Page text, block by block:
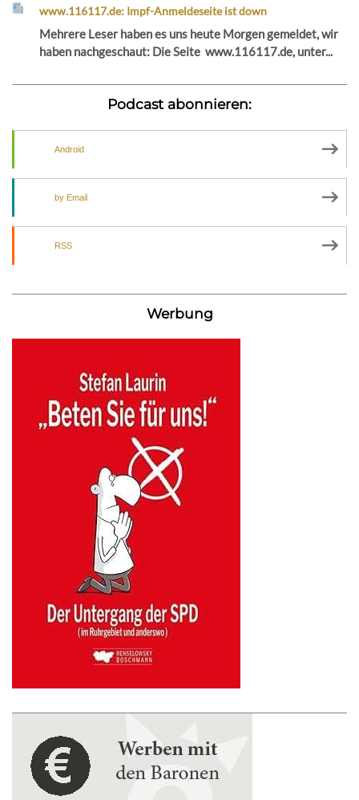
www.116117.de: Impf-Anmeldeseite ist down
Mehrere Leser haben es uns heute Morgen gemeldet, wir
haben nachgeschaut: Die Seite www.116117.de, unter...
Podcast abonnieren:
Android
by Email
RSS
Werbung